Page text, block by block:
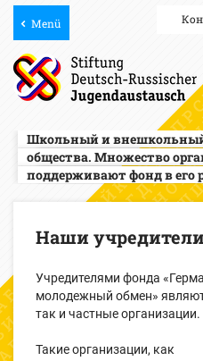
Menü
Школьный и внешкольный
общества. Множество
поддерживают фонд в его
Наши учредители
Учредителями фонда
молодежный обмен»
так и частные организации.
Такие организации, как